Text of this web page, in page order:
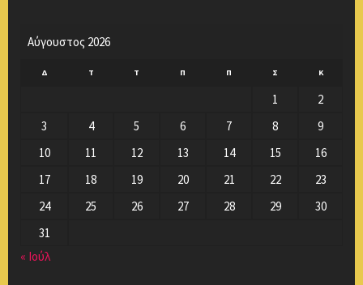
Αύγουστος 2026
Δ Τ Τ Π Π Σ Κ
1
2
3
4 5 6 7 8
9
10
11 12 13 14 15
16
17
18 19 20 21 22
23
24
25 26 27 28 29
30
31
« Ιούλ